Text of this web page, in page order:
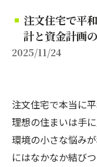
注文住宅で平
計と資金計画
2025/11/24
注文住宅で本当に
理想の住まいは手
環境の小さな悩み
にはなかなか結び